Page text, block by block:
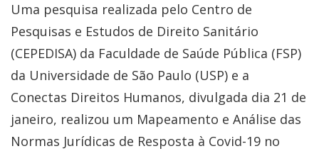
Uma pesquisa realizada pelo Centro de
Pesquisas e Estudos de Direito Sanitário
(CEPEDISA) da Faculdade de Saúde Pública (FSP)
da Universidade de São Paulo (USP) e a
Conectas Direitos Humanos, divulgada dia 21 de
janeiro, realizou um Mapeamento e Análise das
Normas Jurídicas de Resposta à Covid-19 no